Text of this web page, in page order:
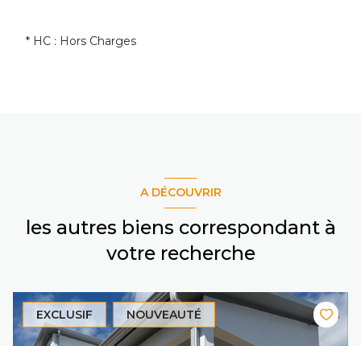
* HC : Hors Charges
A DÉCOUVRIR
les autres biens correspondant à
votre recherche
EXCLUSIF NOUVEAUTÉ